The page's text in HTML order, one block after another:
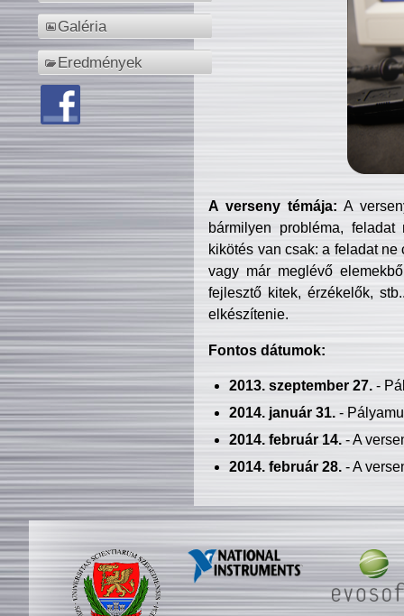
Galéria
Eredmények
A verseny témája: A
bármilyen probléma, feladat
kikötés van csak: a feladat
vagy már meglévő
fejlesztő kitek, érzékelők,
elkészítenie.
Fontos dátumok:
2013. szeptember 27.-
2014. január 31.-
2014. február 14.- A
2014. február 28.- A